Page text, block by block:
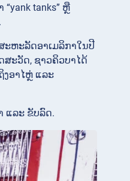
tanks” ຫຼື
ະຫະລັດອາເມລິກາໃນປີ
ະວັດ, ຊາວຄິວບາໄດ້
ງອາໄຫຼ່ ແລະ
ແລະ ຂັບລົດ.